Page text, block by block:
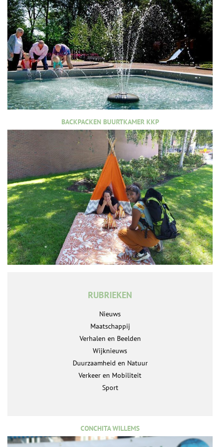
BACKPACKEN BUURTKAMER KKP
RUBRIEKEN
Nieuws
Maatschappij
Verhalen en Beelden
Wijknieuws
Duurzaamheid en Natuur
Verkeer en Mobiliteit
Sport
CONCHITA WILLEMS